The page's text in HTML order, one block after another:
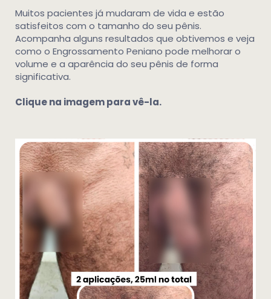
Muitos pacientes já mudaram de vida e estão
satisfeitos com o tamanho do seu pênis.
Acompanha alguns resultados que obtivemos e veja
como o Engrossamento Peniano pode melhorar o
volume e a aparência do seu pênis de forma
significativa.
Clique na imagem para vê-la.